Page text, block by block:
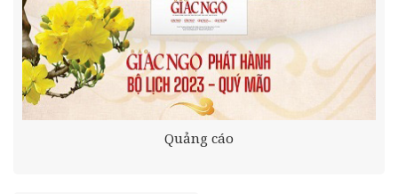
Quảng cáo